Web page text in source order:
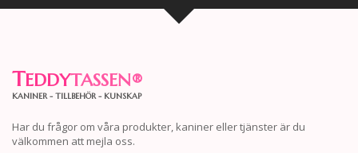
TEDDYTASSEN®
KANINER - TILLBEHÖR - KUNSKAP
Har du frågor om våra produkter, kaniner eller tjänster är du
välkommen att mejla oss.